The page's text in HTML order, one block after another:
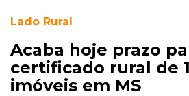
Lado Rural
Acaba hoje prazo
certificado rural de
imóveis em MS